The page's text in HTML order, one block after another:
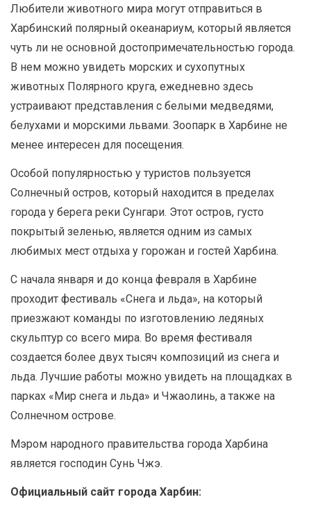
Любители животного мира могут отправиться в
Харбинский полярный океанариум, который является
чуть ли не основной достопримечательностью города.
В нем можно увидеть морских и сухопутных
животных Полярного круга, ежедневно здесь
устраивают представления с белыми медведями,
белухами и морскими львами. Зоопарк в Харбине не
менее интересен для посещения.
Особой популярностью у туристов пользуется
Солнечный остров, который находится в пределах
города у берега реки Сунгари. Этот остров, густо
покрытый зеленью, является одним из самых
любимых мест отдыха у горожан и гостей Харбина.
С начала января и до конца февраля в Харбине
проходит фестиваль «Снега и льда», на который
приезжают команды по изготовлению ледяных
скульптур со всего мира. Во время фестиваля
создается более двух тысяч композиций из снега и
льда. Лучшие работы можно увидеть на площадках в
парках «Мир снега и льда» и Чжаолинь, а также на
Солнечном острове.
Мэром народного правительства города Харбина
является господин Сунь Чжэ.
Официальный сайт города Харбин: